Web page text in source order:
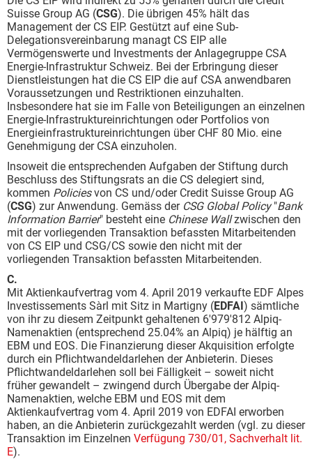
Suisse Group AG (CSG). Die übrigen 45% hält das
Management der CS EIP. Gestützt auf eine Sub-
Delegationsvereinbarung managt CS EIP alle
Vermögenswerte und Investments der Anlagegruppe CSA
Energie-Infrastruktur Schweiz. Bei der Erbringung dieser
Dienstleistungen hat die CS EIP die auf CSA anwendbaren
Voraussetzungen und Restriktionen einzuhalten.
Insbesondere hat sie im Falle von Beteiligungen an einzelnen
Energie-Infrastruktureinrichtungen oder Portfolios von
Energieinfrastruktureinrichtungen über CHF 80 Mio. eine
Genehmigung der CSA einzuholen.
Insoweit die entsprechenden Aufgaben der Stiftung durch
Beschluss des Stiftungsrats an die CS delegiert sind,
kommen Policiesvon CS und/oder Credit Suisse Group AG
(CSG) zur Anwendung. Gemäss der CSG Global Policy"Bank
Information Barrier" besteht eine Chinese Wallzwischen den
mit der vorliegenden Transaktion befassten Mitarbeitenden
von CS EIP und CSG/CS sowie den nicht mit der
vorliegenden Transaktion befassten Mitarbeitenden.
C.
Mit Aktienkaufvertrag vom 4. April 2019 verkaufte EDF Alpes
Investissements Sàrl mit Sitz in Martigny (EDFAI) sämtliche
von ihr zu diesem Zeitpunkt gehaltenen 6'979'812 Alpiq-
Namenaktien (entsprechend 25.04% an Alpiq) je hälftig an
EBM und EOS. Die Finanzierung dieser Akquisition erfolgte
durch ein Pflichtwandeldarlehen der Anbieterin. Dieses
Pflichtwandeldarlehen soll bei Fälligkeit – soweit nicht
früher gewandelt – zwingend durch Übergabe der Alpiq-
Namenaktien, welche EBM und EOS mit dem
Aktienkaufvertrag vom 4. April 2019 von EDFAI erworben
haben, an die Anbieterin zurückgezahlt werden (vgl. zu dieser
Transaktion im Einzelnen Verfügung 730/01, Sachverhalt lit.
E).